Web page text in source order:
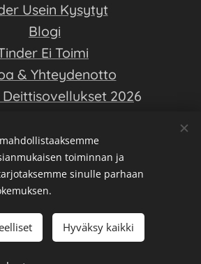
Usein Kysytyt
Blogi
Ei Toimi
& Yhteydenotto
2026
deittisovellusten saloihin - Luo hyvä
ja löydä elämäsi rakkaus!
esittää kumppanuusmainontaa --
ja oikeellisuus aina
paras yrityslaina &
nopea pikavippi
toiminnan ja
sinulle parhaan
Hyväksy kaikki